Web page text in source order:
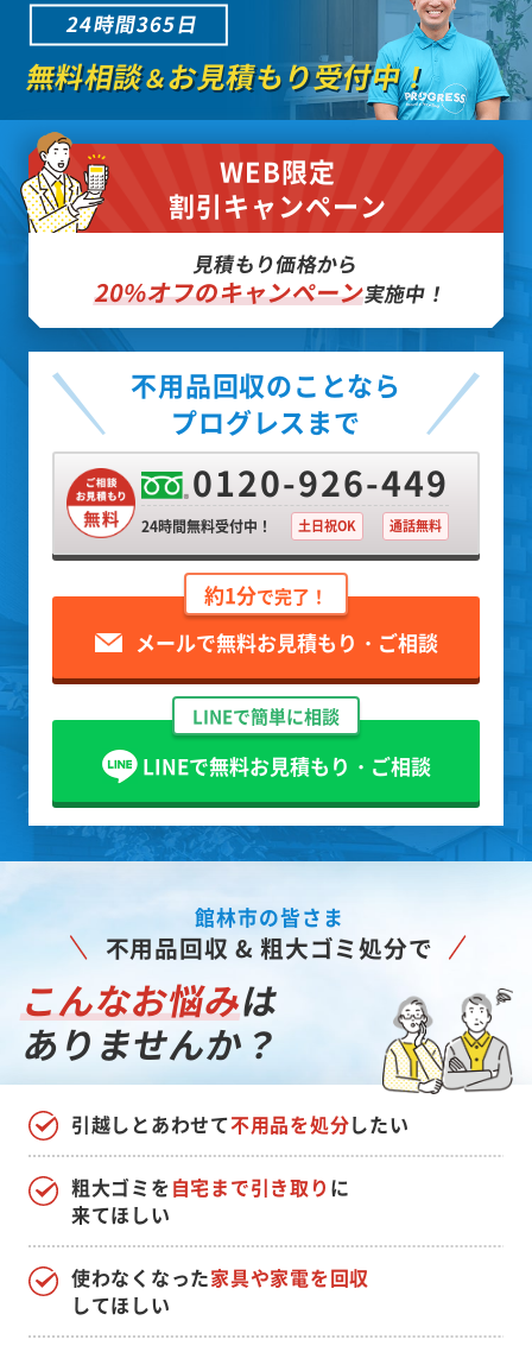
24時間365日
無料相談＆お見積もり受付中！
WEB限定
割引キャンペーン
見積もり価格から
20%オフのキャンペーン実施中！
不用品回収のことなら
プログレスまで
0120-926-449
24時間無料受付中！ 土日祝OK 通話無料
約1分で完了！
メールで無料お見積もり・ご相談
LINEで簡単に相談
LINEで無料お見積もり・ご相談
館林市の皆さま
不用品回収 & 粗大ゴミ処分で
こんなお悩みは
ありませんか？
引越しとあわせて不用品を処分したい
使わなくなった家具や家電を回収
してほしい
粗大ゴミを自宅まで引き取り に
来てほしい